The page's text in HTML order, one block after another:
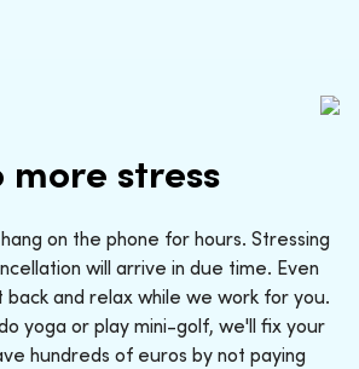
more stress
on the phone for hours. Stressing
will arrive in due time. Even
and relax while we work for you.
yoga or play mini-golf, we'll fix your
hundreds of euros by not paying